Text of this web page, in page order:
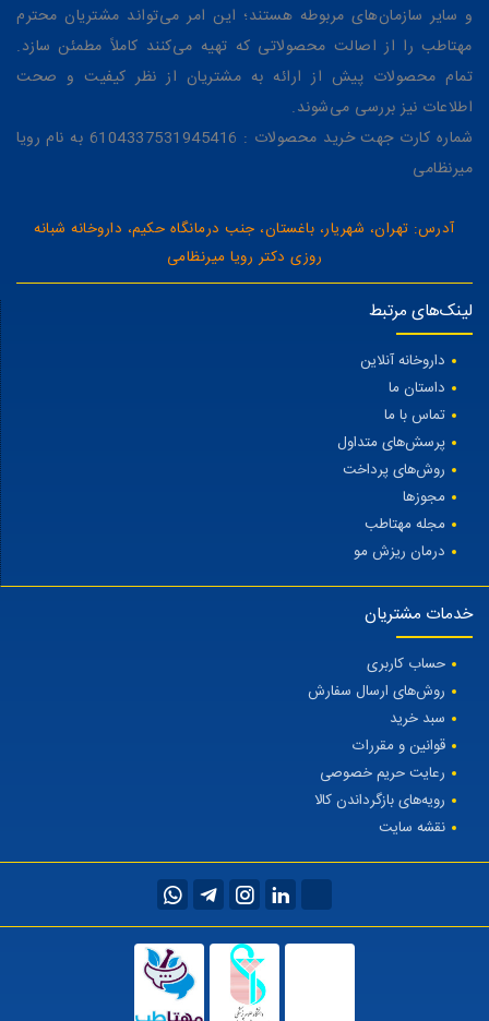
و سایر سازمان‌های مربوطه هستند؛ این امر می‌تواند مشتریان محترم
مهتاطب را از اصالت محصولاتی که تهیه می‌کنند کاملاً مطمئن سازد.
تمام محصولات پیش از ارائه به مشتریان از نظر کیفیت و صحت
اطلاعات نیز بررسی می‌شوند.
شماره کارت جهت خرید محصولات : 6104337531945416 به نام رویا
میرنظامی
آدرس: تهران، شهریار، باغستان، جنب درمانگاه حکیم، داروخانه شبانه
روزی دکتر رویا میرنظامی
لینک‌های مرتبط
داروخانه آنلاین
داستان ما
تماس با ما
پرسش‌های متداول
روش‌های پرداخت
مجوزها
مجله مهتاطب
درمان ریزش مو
خدمات مشتریان
حساب کاربری
روش‌های ارسال سفارش
سبد خرید
قوانین و مقررات
رعایت حریم خصوصی
رویه‌های بازگرداندن کالا
نقشه سایت